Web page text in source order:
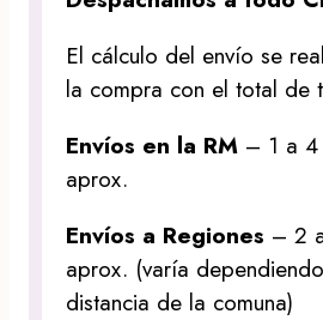
El cálculo del envío se
la compra con el total de
Envíos en la RM – 1 a 4
aprox.
Envíos a Regiones – 2
aprox. (varía
distancia de la comuna)